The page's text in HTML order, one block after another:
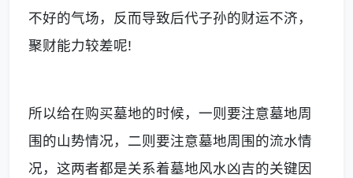
不好的气场，反而导致后代子孙的财运不济，
聚财能力较差呢!
所以给在购买墓地的时候，一则要注意墓地周
围的山势情况，二则要注意墓地周围的流水情
况，这两者都是关系着墓地风水凶吉的关键因